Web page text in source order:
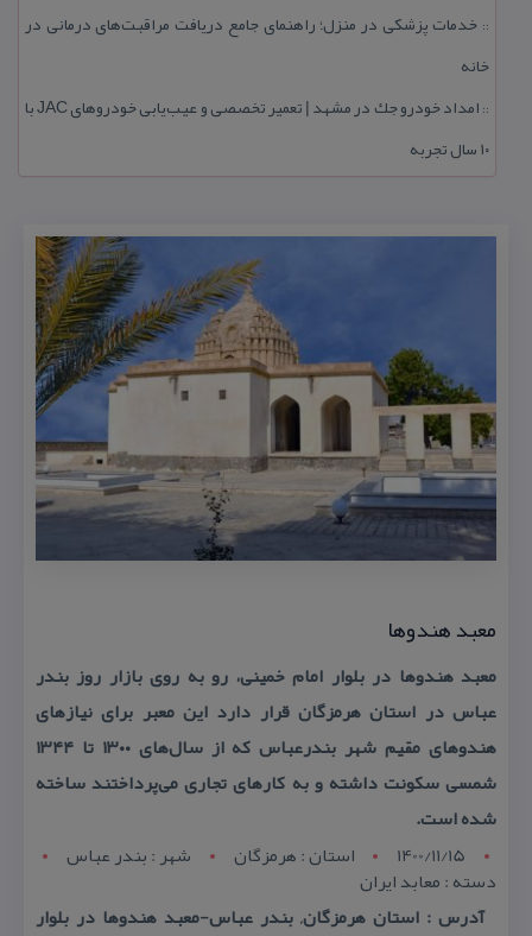
:: خدمات پزشكی در منزل؛ راهنمای جامع دریافت مراقبت‌های درمانی در
خانه
::
امداد خودرو جك در مشهد | تعمیر تخصصی و عیب‌یابی خودروهای JAC با
۱۰ سال تجربه
معبد هندوها
معبد هندوها در بلوار امام خمینی، رو به روی بازار روز بندر
عباس در استان هرمزگان قرار دارد این معبر برای نیازهای
هندوهای مقیم شهر بندرعباس كه از سال‌های ۱۳۰۰ تا ۱۳۴۴
شمسی سكونت داشته و به كارهای تجاری می‌پرداختند ساخته
شده است.
1400/11/15
استان : هرمزگان شهر : بندر عباس
دسته : معابد ایران
آدرس : استان هرمزگان, بندر عباس-معبد هندوها در بلوار